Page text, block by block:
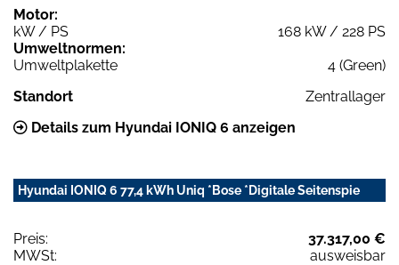
Motor:
kW / PS
168 kW / 228 PS
Umweltnormen:
Umweltplakette
4 (Green)
Standort
Zentrallager
Details zum Hyundai IONIQ 6 anzeigen
Hyundai IONIQ 6 77,4 kWh Uniq *Bose *Digitale Seitenspie
Preis:
37.317,00 €
MWSt:
ausweisbar